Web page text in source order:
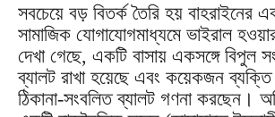
সবচেয়ে বড় বিতর্ক তৈরি হয় বাহরাইনের
সামাজিক যোগাযোগমাধ্যমে ভাইরাল
দেখা গেছে, একটি বাসায় একসঙ্গে বিপুল
ব্যালট রাখা হয়েছে এবং কয়েকজন ব্যক্তি
ঠিকানা-সংবলিত ব্যালট গণনা করছেন।